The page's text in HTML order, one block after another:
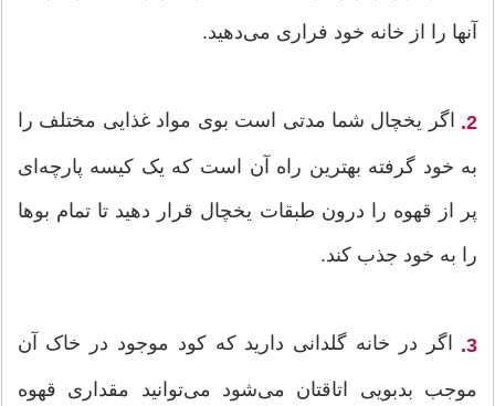
آنها را از خانه خود فراری می‌دهید.
2. اگر یخچال شما مدتی است بوی مواد غذایی مختلف را
به خود گرفته بهترین راه آن است که یک کیسه پارچه‌ای
پر از قهوه را درون طبقات یخچال قرار دهید تا تمام بوها
را به خود جذب کند.
3. اگر در خانه گلدانی دارید که کود موجود در خاک آن
موجب بدبویی اتاقتان می‌شود می‌توانید مقداری قهوه